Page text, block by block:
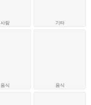
사람
음식
기타
음식